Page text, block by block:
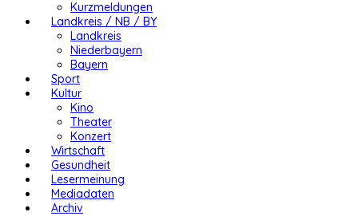
Kurzmeldungen
Landkreis / NB / BY
Landkreis
Niederbayern
Bayern
Sport
Kultur
Kino
Theater
Konzert
Wirtschaft
Gesundheit
Lesermeinung
Mediadaten
Archiv